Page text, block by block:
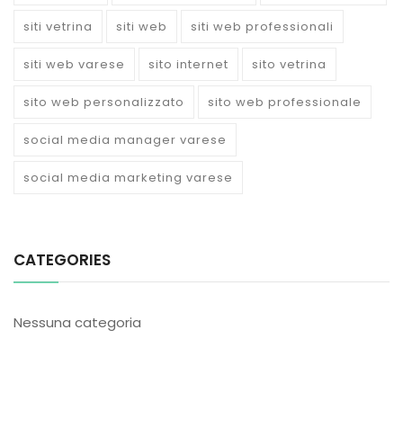
siti vetrina siti web siti web professionali
siti web varese sito internet sito vetrina
sito web personalizzato sito web professionale
social media manager varese
social media marketing varese
CATEGORIES
Nessuna categoria